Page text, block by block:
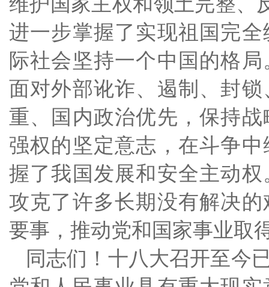
进一步掌握了实现祖国完
际社会坚持一个中国的格
面对外部讹诈、遏制、封
重、国内政治优先，保持
强权的坚定意志，在斗争
握了我国发展和安全主动
攻克了许多长期没有解决
要事，推动党和国家事业取
同志们！十八大召开至今